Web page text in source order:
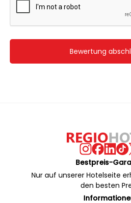
Bewertung
Bestpreis-
Nur auf unserer Hotelseite
den besten